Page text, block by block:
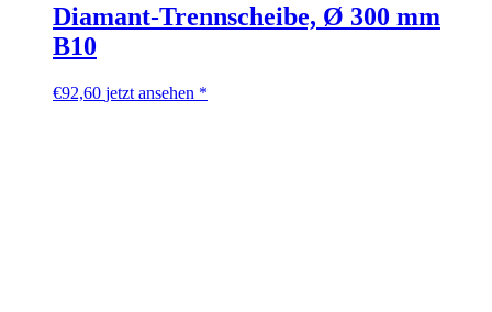
Diamant-Trennscheibe, Ø 300 mm
B10
€92,60 jetzt ansehen *